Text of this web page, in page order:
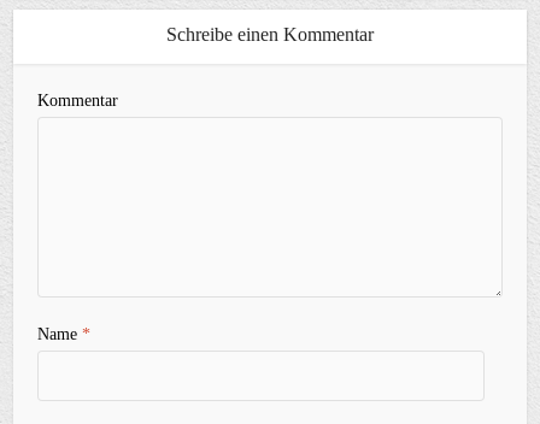
Schreibe einen Kommentar
Kommentar
Name*